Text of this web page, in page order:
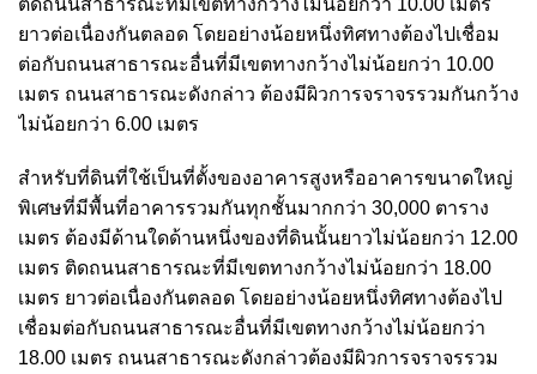
ติดถนนสาธารณะที่มีเขตทางกว้างไม่น้อยกว่า 10.00 เมตร
ยาวต่อเนื่องกันตลอด โดยอย่างน้อยหนึ่งทิศทางต้องไปเชื่อม
ต่อกับถนนสาธารณะอื่นที่มีเขตทางกว้างไม่น้อยกว่า 10.00
เมตร ถนนสาธารณะดังกล่าว ต้องมีผิวการจราจรรวมกันกว้าง
ไม่น้อยกว่า 6.00 เมตร
สำหรับที่ดินที่ใช้เป็นที่ตั้งของอาคารสูงหรืออาคารขนาดใหญ่
พิเศษที่มีพื้นที่อาคารรวมกันทุกชั้นมากกว่า 30,000 ตาราง
เมตร ต้องมีด้านใดด้านหนึ่งของที่ดินนั้นยาวไม่น้อยกว่า 12.00
เมตร ติดถนนสาธารณะที่มีเขตทางกว้างไม่น้อยกว่า 18.00
เมตร ยาวต่อเนื่องกันตลอด โดยอย่างน้อยหนึ่งทิศทางต้องไป
เชื่อมต่อกับถนนสาธารณะอื่นที่มีเขตทางกว้างไม่น้อยกว่า
18.00 เมตร ถนนสาธารณะดังกล่าวต้องมีผิวการจราจรรวม